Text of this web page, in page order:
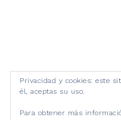
Privacidad y cookies: este
él, aceptas su uso.
Para obtener más